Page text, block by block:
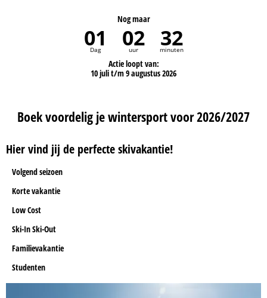
Nog maar
01
Dag 02
uur 32
minuten
Actie loopt van:
10 juli t/m 9 augustus 2026
Boek voordelig je wintersport voor 2026/2027
Hier vind jij de perfecte skivakantie!
Volgend seizoen
Korte vakantie
Low Cost
Ski-In Ski-Out
Familievakantie
Studenten